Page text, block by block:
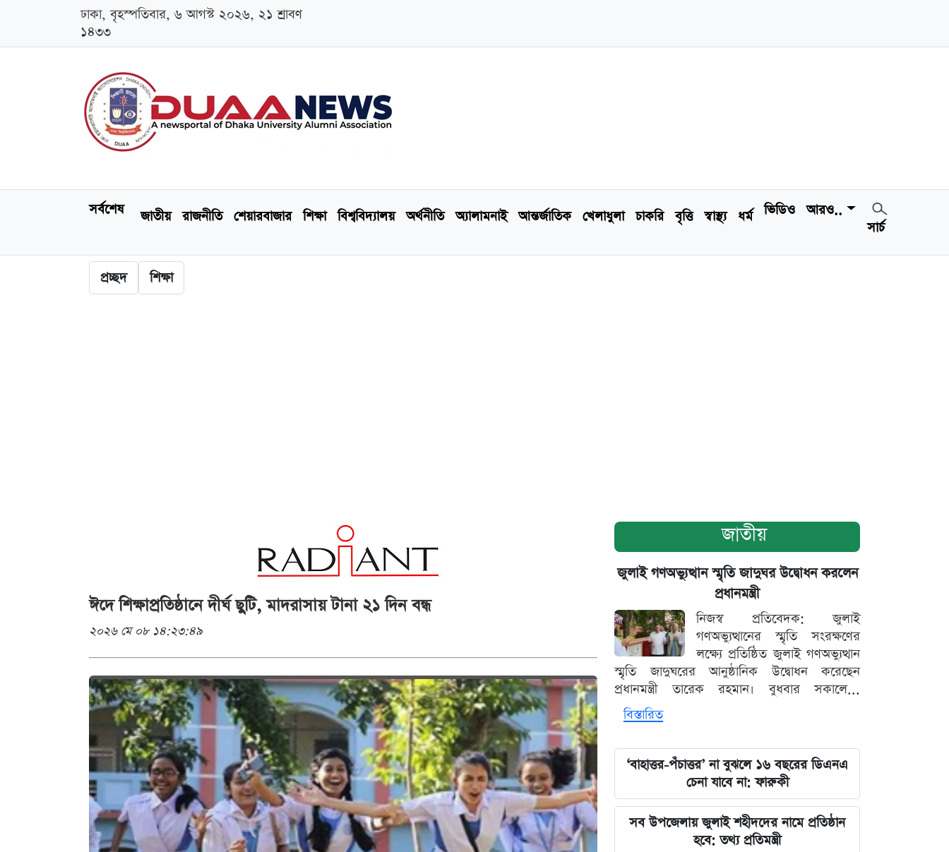
ঢাকা, বৃহস্পতিবার, ৬ আগস্ট ২০২৬, ২১ শ্রাবণ
১৪৩৩
সর্বশেষ জাতীয় রাজনীতি শেয়ারবাজার শিক্ষা বিশ্ববিদ্যালয় অর্থনীতি অ্যালামনাই আন্তর্জাতিক খেলাধুলা চাকরি বৃত্তি স্বাস্থ্য ধর্ম ভিডিও
আরও..
সার্চ
প্রচ্ছদ শিক্ষা
ঈদে শিক্ষাপ্রতিষ্ঠানে দীর্ঘ ছুটি, মাদরাসায় টানা ২১ দিন বন্ধ
২০২৬ মে ০৮ ১৪:২৩:৪৯
জাতীয়
জুলাই গণঅভ্যুত্থান স্মৃতি জাদুঘর উদ্বোধন করলেন
প্রধানমন্ত্রী
নিজস্ব প্রতিবেদক: জুলাই
গণঅভ্যুত্থানের স্মৃতি সংরক্ষণের
লক্ষ্যে প্রতিষ্ঠিত জুলাই গণঅভ্যুত্থান
স্মৃতি জাদুঘরের আনুষ্ঠানিক উদ্বোধন করেছেন
প্রধানমন্ত্রী তারেক রহমান। বুধবার সকালে...
বিস্তারিত
‘বাহাত্তর-পঁচাত্তর’ না বুঝলে ১৬ বছরের ডিএনএ
চেনা যাবে না: ফারুকী
সব উপজেলায় জুলাই শহীদদের নামে প্রতিষ্ঠান
হবে: তথ্য প্রতিমন্ত্রী